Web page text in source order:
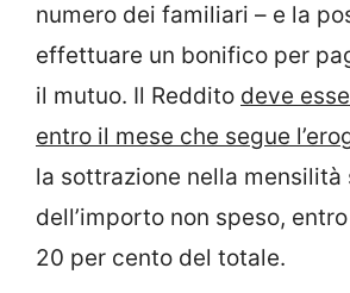
numero dei familiari – e la
effettuare un bonifico per
il mutuo. Il Reddito deve
entro il mese che segue
la sottrazione nella mensilità
dell’importo non speso,
20 per cento del totale.